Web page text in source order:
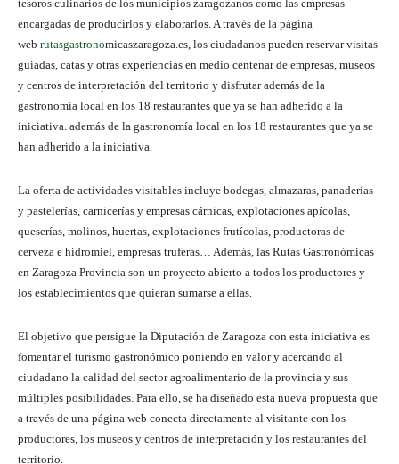
tesoros culinarios de los municipios zaragozanos como las empresas
encargadas de producirlos y elaborarlos. A través de la página
web rutasgastronomicaszaragoza.es, los ciudadanos pueden reservar visitas
guiadas, catas y otras experiencias en medio centenar de empresas, museos
y centros de interpretación del territorio y disfrutar además de la
gastronomía local en los 18 restaurantes que ya se han adherido a la
iniciativa. además de la gastronomía local en los 18 restaurantes que ya se
han adherido a la iniciativa.
La oferta de actividades visitables incluye bodegas, almazaras, panaderías
y pastelerías, carnicerías y empresas cárnicas, explotaciones apícolas,
queserías, molinos, huertas, explotaciones frutícolas, productoras de
cerveza e hidromiel, empresas truferas… Además, las Rutas Gastronómicas
en Zaragoza Provincia son un proyecto abierto a todos los productores y
los establecimientos que quieran sumarse a ellas.
El objetivo que persigue la Diputación de Zaragoza con esta iniciativa es
fomentar el turismo gastronómico poniendo en valor y acercando al
ciudadano la calidad del sector agroalimentario de la provincia y sus
múltiples posibilidades. Para ello, se ha diseñado esta nueva propuesta que
a través de una página web conecta directamente al visitante con los
productores, los museos y centros de interpretación y los restaurantes del
territorio.